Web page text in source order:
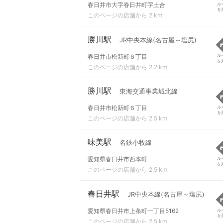
春日井市大字春日井町字土合
このページの店舗から 2 km
ル
を
勝川駅 JR中央本線(名古屋～塩尻)
春日井市松新町６丁目
このページの店舗から 2.2 km
ル
を
勝川駅 東海交通事業城北線
春日井市松新町６丁目
このページの店舗から 2.5 km
ル
を
味美駅 名鉄小牧線
愛知県春日井市西本町
このページの店舗から 2.5 km
ル
を
春日井駅 JR中央本線(名古屋～塩尻)
愛知県春日井市上条町一丁目5162
このページの店舗から 2.5 km
ル
を